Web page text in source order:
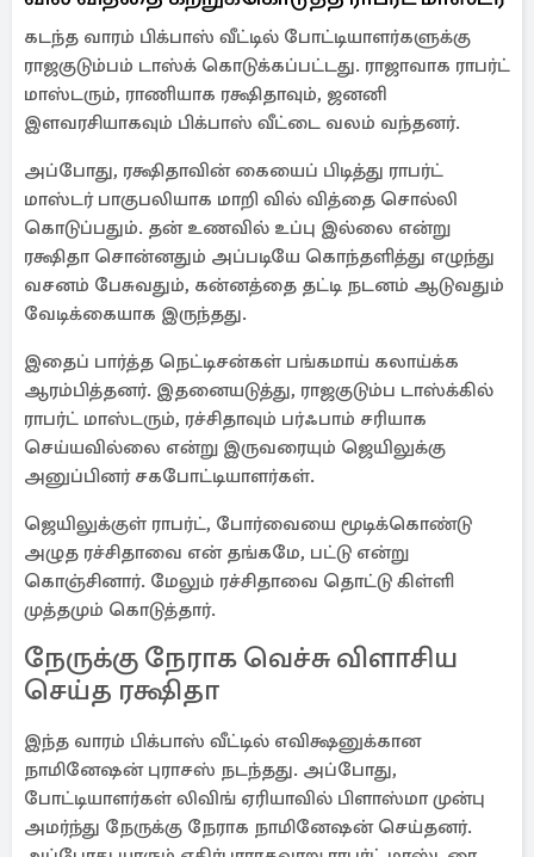
கடந்த வாரம் பிக்பாஸ் வீட்டில் போட்டியாளர்களுக்கு
ராஜகுடும்பம் டாஸ்க் கொடுக்கப்பட்டது. ராஜாவாக ராபர்ட்
மாஸ்டரும், ராணியாக ரக்ஷிதாவும், ஜனனி
இளவரசியாகவும் பிக்பாஸ் வீட்டை வலம் வந்தனர்.
அப்போது, ரக்ஷிதாவின் கையைப் பிடித்து ராபர்ட்
மாஸ்டர் பாகுபலியாக மாறி வில் வித்தை சொல்லி
கொடுப்பதும். தன் உணவில் உப்பு இல்லை என்று
ரக்ஷிதா சொன்னதும் அப்படியே கொந்தளித்து எழுந்து
வசனம் பேசுவதும், கன்னத்தை தட்டி நடனம் ஆடுவதும்
வேடிக்கையாக இருந்தது.
இதைப் பார்த்த நெட்டிசன்கள் பங்கமாய் கலாய்க்க
ஆரம்பித்தனர். இதனையடுத்து, ராஜகுடும்ப டாஸ்க்கில்
ராபர்ட் மாஸ்டரும், ரச்சிதாவும் பர்ஃபாம் சரியாக
செய்யவில்லை என்று இருவரையும் ஜெயிலுக்கு
அனுப்பினர் சகபோட்டியாளர்கள்.
ஜெயிலுக்குள் ராபர்ட், போர்வையை மூடிக்கொண்டு
அழுத ரச்சிதாவை என் தங்கமே, பட்டு என்று
கொஞ்சினார். மேலும் ரச்சிதாவை தொட்டு கிள்ளி
முத்தமும் கொடுத்தார்.
நேருக்கு நேராக வெச்சு விளாசிய
செய்த ரக்ஷிதா
இந்த வாரம் பிக்பாஸ் வீட்டில் எவிக்ஷனுக்கான
நாமினேஷன் புராசஸ் நடந்தது. அப்போது,
போட்டியாளர்கள் லிவிங் ஏரியாவில் பிளாஸ்மா முன்பு
அமர்ந்து நேருக்கு நேராக நாமினேஷன் செய்தனர்.